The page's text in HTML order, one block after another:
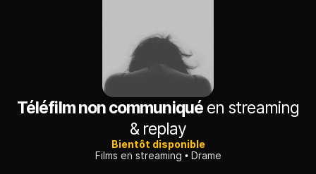
Téléfilm non communiquéen streaming
& replay
Bientôt disponible
Films en streaming
Drame